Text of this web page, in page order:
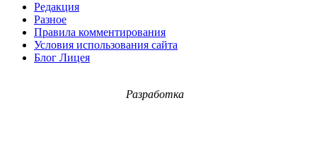
Редакция
Разное
Правила комментирования
Условия использования сайта
Блог Лицея
Разработка